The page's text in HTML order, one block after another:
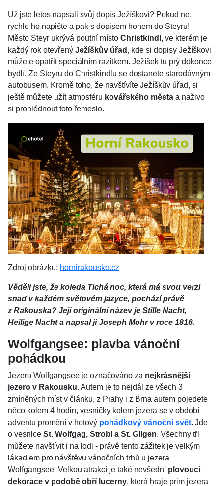
Už jste letos napsali svůj dopis Ježíškovi? Pokud ne,
rychle ho napište a pak s dopisem honem do Steyru!
Město Steyr ukrývá poutní místo Christkindl , ve kterém je
každý rok otevřený Ježíškův úřad , kde si dopisy Ježíškovi
můžete opatřit speciálním razítkem. Ježíšek tu prý dokonce
bydlí. Ze Steyru do Christkindlu se dostanete starodávným
autobusem. Kromě toho, že navštívíte Ježíškův úřad, si
ještě můžete užít atmosféru kovářského města a naživo
si prohlédnout toto řemeslo.
Zdroj obrázku: hornirakousko.cz
Věděli jste, že koleda Tichá noc, která má svou verzi
snad v každém světovém jazyce, pochází právě
z Rakouska? Její originální název je Stille Nacht,
Heilige Nacht a napsal ji Joseph Mohr v roce 1816.
Wolfgangsee: plavba vánoční
pohádkou
Jezero Wolfgangsee je označováno za nejkrásnější
jezero v Rakousku. Autem je to nejdál ze všech 3
zmíněných míst v článku, z Prahy i z Brna autem pojedete
něco kolem 4 hodin, vesničky kolem jezera se v období
adventu promění v hotový pohádkový vánoční svět. Jde
o vesnice St. Wolfgag, Strobl a St. Gilgen. Všechny tři
můžete navštívit i na lodi - právě tento zážitek je velkým
lákadlem pro návštěvu vánočních trhů u jezera
Wolfgangsee. Velkou atrakcí je také nevšední plovoucí
dekorace v podobě obří lucerny, která hraje prim jezera